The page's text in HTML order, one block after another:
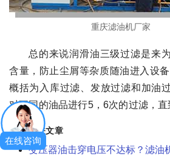
重庆滤油机厂家
总的来说润滑油三级过滤是来
含量，防止尘屑等杂质随油进入设
概括为入库过滤、发放过滤和加油
对不同的油品进行5，6次的过滤，直
相关文章
变压器油击穿电压不达标？滤油
在线咨询